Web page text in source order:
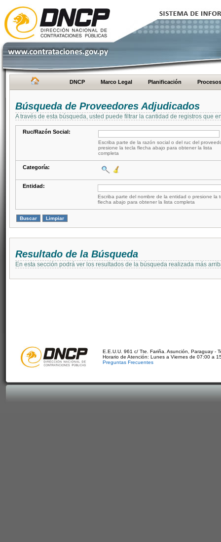
DNCP Marco Legal Planificación Procesos
Búsqueda de Proveedores Adjudicados
A través de esta búsqueda, usted puede filtrar la cantidad de registros que
Ruc/Razón Social:
Escriba parte de la razón social o del ruc del
presione la tecla flecha abajo para obtener la lista
completa
Categoría:
Entidad:
Escriba parte del nombre de la entidad o presione la
flecha abajo para obtener la lista completa
Resultado de la Búsqueda
En esta sección podrá ver los resultados de la búsqueda realizada más
E.E.U.U. 961 c/ Tte. Fariña. Asunción, Paraguay -
Horario de Atención: Lunes a Viernes de 07:00 a
Preguntas Frecuentes